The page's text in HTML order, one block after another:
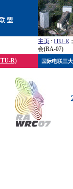
主页 : ITU-R
会(RA-07)
R)
国际电联三